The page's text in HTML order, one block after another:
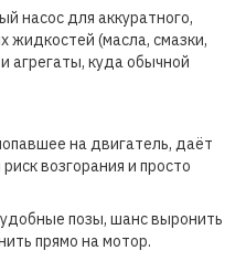
насос для аккуратного,
жидкостей (масла, смазки,
агрегаты, куда обычной
на двигатель, даёт
возгорания и просто
позы, шанс выронить
прямо на мотор.